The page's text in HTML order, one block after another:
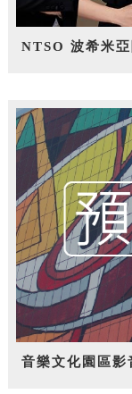
NTSO 波希米亞
音樂文化園區影